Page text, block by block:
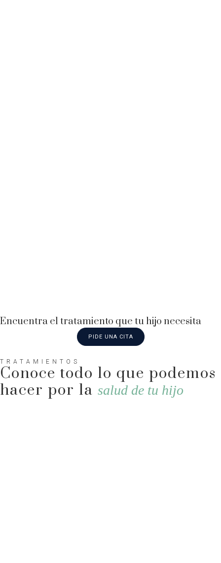
Encuentra el tratamiento que tu hijo necesita
PIDE UNA CITA
TRATAMIENTOS
Conoce todo lo que podemos
hacer por la salud de tu hijo